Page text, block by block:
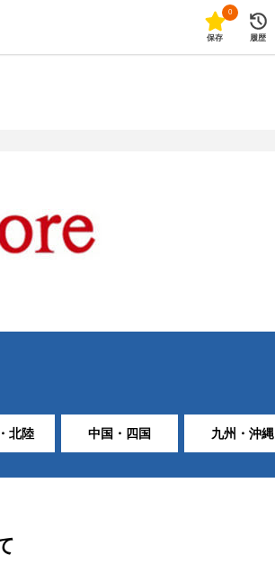
0
保存 履歴
北陸 中国・四国 九州・沖縄